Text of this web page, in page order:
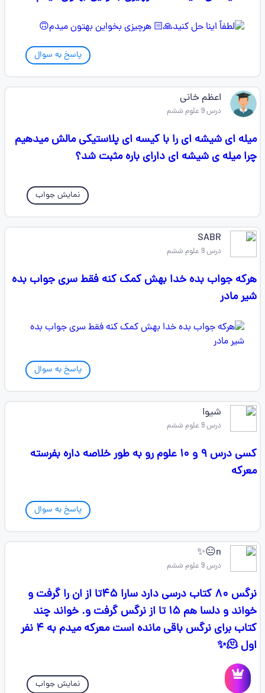
پاسخ به سوال
اعظم خانی
درس 9 علوم ششم
میله ای شیشه ای را با کیسه ای پلاستیکی مالش میدهیم
چرا میله ی شیشه ای دارای باره مثبت شد؟
نمایش جواب
SABR
درس 9 علوم ششم
هرکه جواب بده خدا بهش کمک کنه فقط سری جواب بده
شیر مادر
پاسخ به سوال
شیوا
درس 9 علوم ششم
کسی درس ۹ و ۱۰ علوم رو به طور خلاصه داره بفرسته
معرکه
پاسخ به سوال
n😑✨
درس 9 علوم ششم
نرگس ۸۰ کتاب درسی دارد سارا ۴۵تا از ان را گرفت و
خواند و دلسا هم ۱۵ تا از نرگس گرفت و. خواند چند
کتاب برای نرگس باقی مانده است معرکه میدم به ۴ نفر
اول 🫠✨️
نمایش جواب